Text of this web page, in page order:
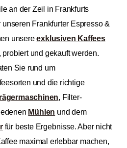
an der Zeil in Frankfurts
unseren Frankfurter Espresso &
unsereexklusiven Kaffees
und gekauft werden.
Sie rund um
und die richtige
, Filter-
Mühlen und dem
für beste Ergebnisse. Aber nicht
maximal erlebbar machen,